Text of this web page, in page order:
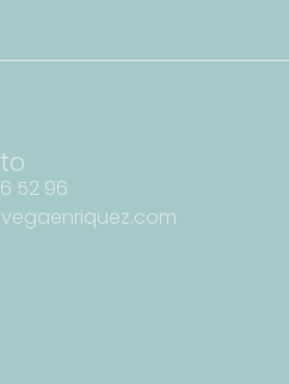
52 96